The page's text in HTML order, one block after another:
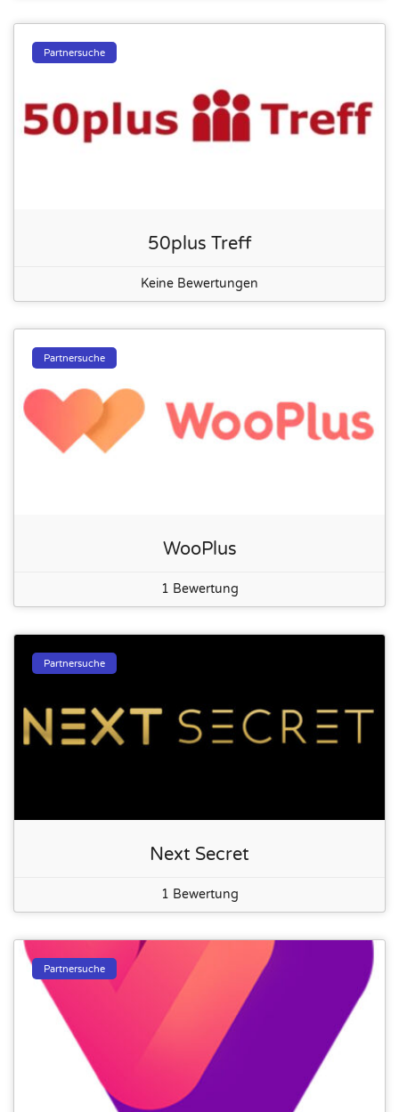
Partnersuche
50plus Treff
Keine Bewertungen
Partnersuche
WooPlus
1 Bewertung
Partnersuche
Next Secret
1 Bewertung
Partnersuche